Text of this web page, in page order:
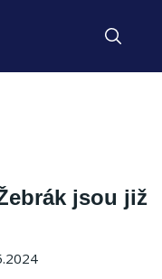
jsou již